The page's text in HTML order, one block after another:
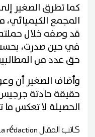
كما تطرق الصغير
المجمع الكيميائي،
قد وصفه خلال حملته
في حين صدرت،
حق عدد من
وأضاف الصغير أن
حقيقة حادثة
الحصيلة لا تعكس ما
كاتب المقالrédaction